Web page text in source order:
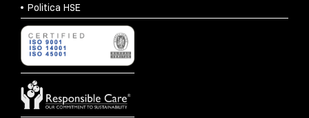
Politica HSE